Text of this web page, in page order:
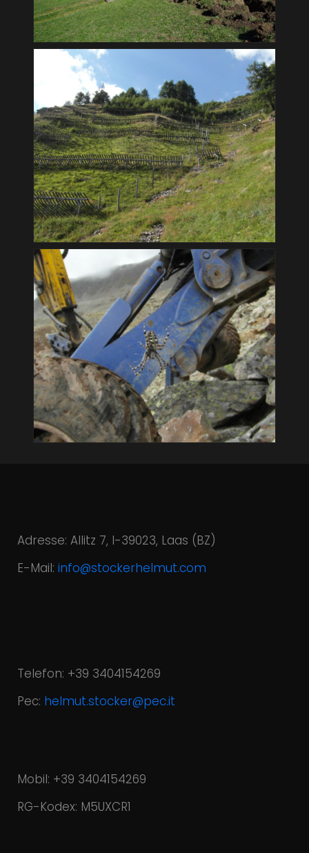
Adresse: Allitz 7, I-39023, Laas (BZ)
E-Mail: info@stockerhelmut.com
Telefon: +39 3404154269
Pec: helmut.stocker@pec.it
Mobil: +39 3404154269
RG-Kodex: M5UXCR1